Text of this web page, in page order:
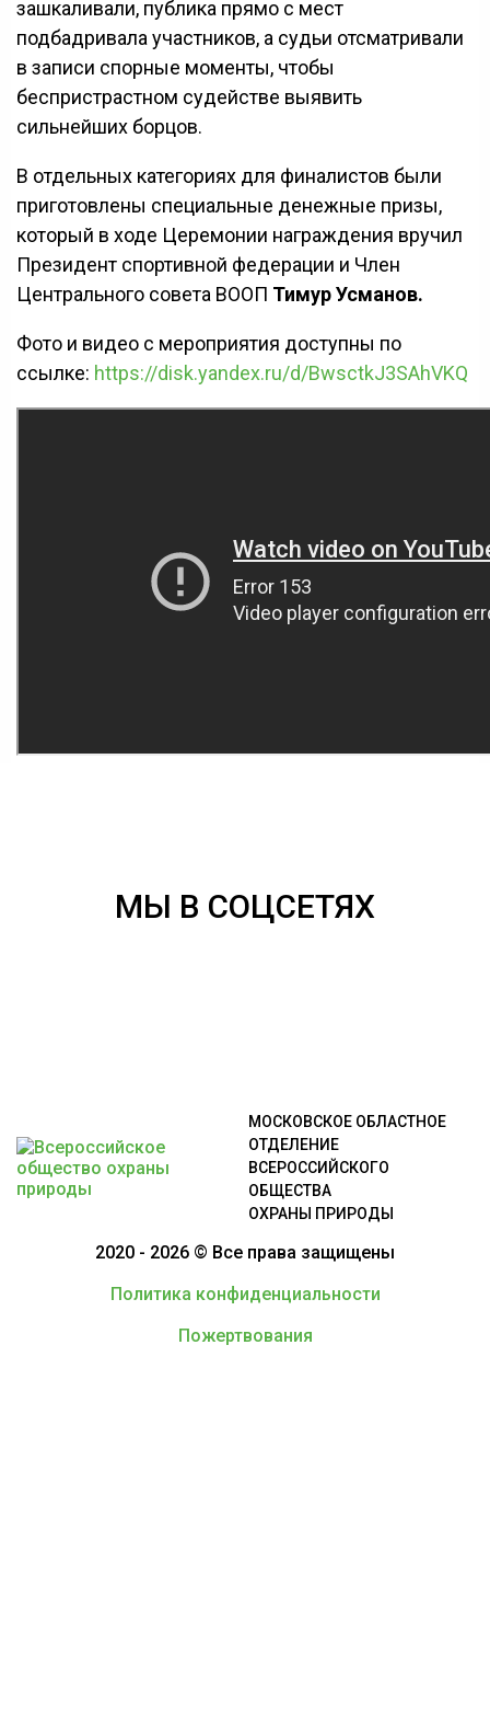
зашкаливали, публика прямо с мест
подбадривала участников, а судьи отсматривали
в записи спорные моменты, чтобы
беспристрастном судействе выявить
сильнейших борцов.
В отдельных категориях для финалистов были
приготовлены специальные денежные призы,
который в ходе Церемонии награждения вручил
Президент спортивной федерации и Член
Центрального совета ВООП Тимур Усманов.
Фото и видео с мероприятия доступны по
ссылке: https://disk.yandex.ru/d/BwsctkJ3SAhVKQ
МЫ В СОЦСЕТЯХ
МОСКОВСКОЕ ОБЛАСТНОЕ
ОТДЕЛЕНИЕ
ВСЕРОССИЙСКОГО
ОБЩЕСТВА
ОХРАНЫ ПРИРОДЫ
2020 - 2026 © Все права защищены
Политика конфиденциальности
Пожертвования